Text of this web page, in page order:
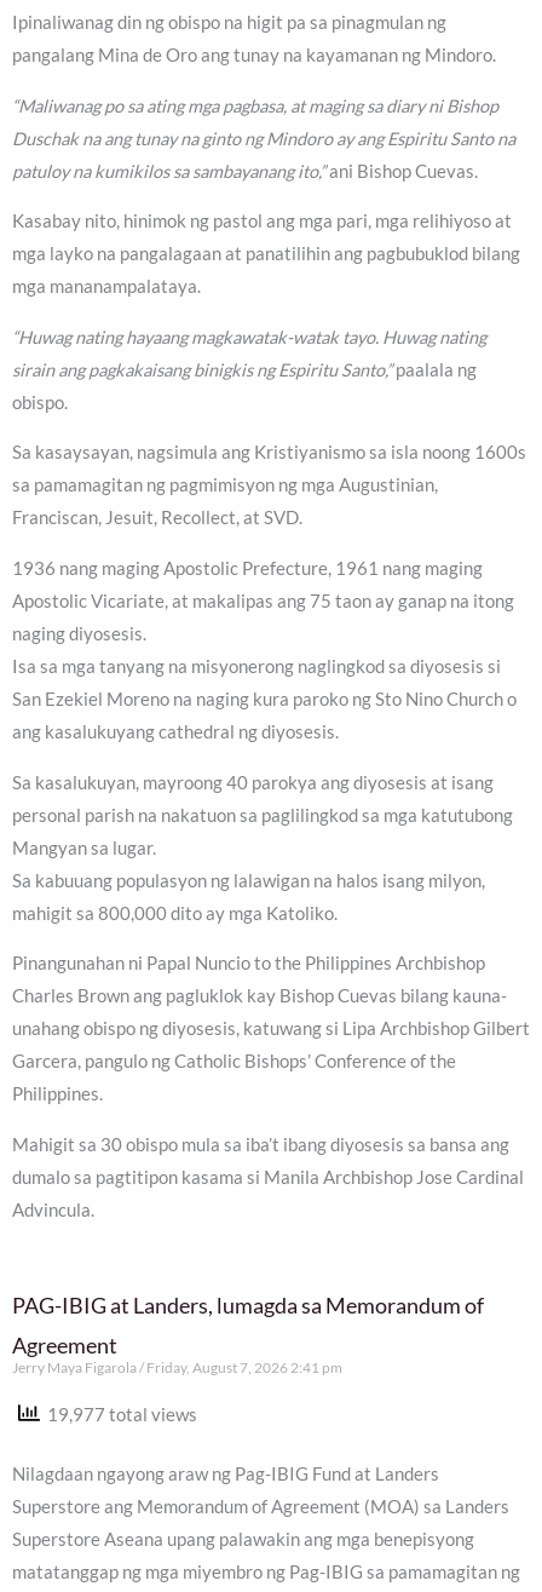
Ipinaliwanag din ng obispo na higit pa sa pinagmulan ng
pangalang Mina de Oro ang tunay na kayamanan ng Mindoro.
“Maliwanag po sa ating mga pagbasa, at maging sa diary ni Bishop
Duschak na ang tunay na ginto ng Mindoro ay ang Espiritu Santo na
patuloy na kumikilos sa sambayanang ito,”ani Bishop Cuevas.
Kasabay nito, hinimok ng pastol ang mga pari, mga relihiyoso at
mga layko na pangalagaan at panatilihin ang pagbubuklod bilang
mga mananampalataya.
“Huwag nating hayaang magkawatak-watak tayo. Huwag nating
sirain ang pagkakaisang binigkis ng Espiritu Santo,”paalala ng
obispo.
Sa kasaysayan, nagsimula ang Kristiyanismo sa isla noong 1600s
sa pamamagitan ng pagmimisyon ng mga Augustinian,
Franciscan, Jesuit, Recollect, at SVD.
1936 nang maging Apostolic Prefecture, 1961 nang maging
Apostolic Vicariate, at makalipas ang 75 taon ay ganap na itong
naging diyosesis.
Isa sa mga tanyang na misyonerong naglingkod sa diyosesis si
San Ezekiel Moreno na naging kura paroko ng Sto Nino Church o
ang kasalukuyang cathedral ng diyosesis.
Sa kasalukuyan, mayroong 40 parokya ang diyosesis at isang
personal parish na nakatuon sa paglilingkod sa mga katutubong
Mangyan sa lugar.
Sa kabuuang populasyon ng lalawigan na halos isang milyon,
mahigit sa 800,000 dito ay mga Katoliko.
Pinangunahan ni Papal Nuncio to the Philippines Archbishop
Charles Brown ang pagluklok kay Bishop Cuevas bilang kauna-
unahang obispo ng diyosesis, katuwang si Lipa Archbishop Gilbert
Garcera, pangulo ng Catholic Bishops’ Conference of the
Philippines.
Mahigit sa 30 obispo mula sa iba’t ibang diyosesis sa bansa ang
dumalo sa pagtitipon kasama si Manila Archbishop Jose Cardinal
Advincula.
PAG-IBIG at Landers, lumagda sa Memorandum of
Agreement
Jerry Maya Figarola Friday, August 7, 2026 2:41 pm
19,977 total views
Nilagdaan ngayong araw ng Pag-IBIG Fund at Landers
Superstore ang Memorandum of Agreement (MOA) sa Landers
Superstore Aseana upang palawakin ang mga benepisyong
matatanggap ng mga miyembro ng Pag-IBIG sa pamamagitan ng